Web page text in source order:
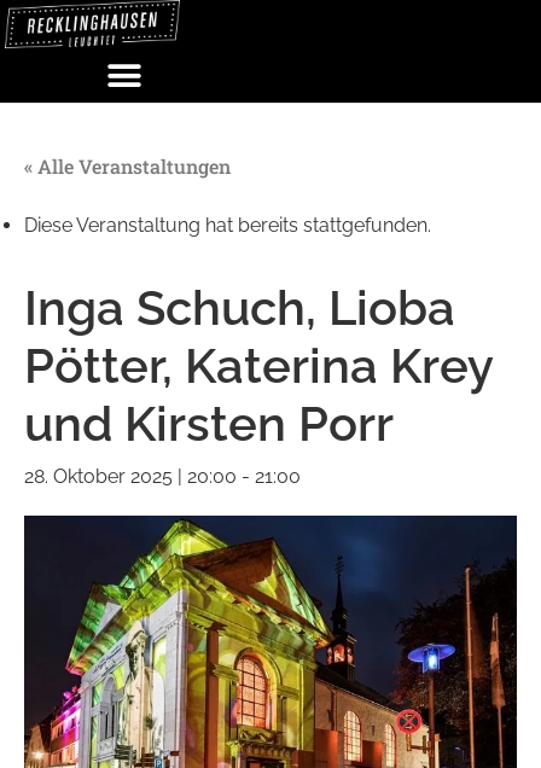
Zum
Inhalt
« Alle Veranstaltungen
Diese Veranstaltung hat bereits stattgefunden.
Inga Schuch, Lioba
Pötter, Katerina Krey
und Kirsten Porr
28. Oktober 2025 | 20:00 - 21:00